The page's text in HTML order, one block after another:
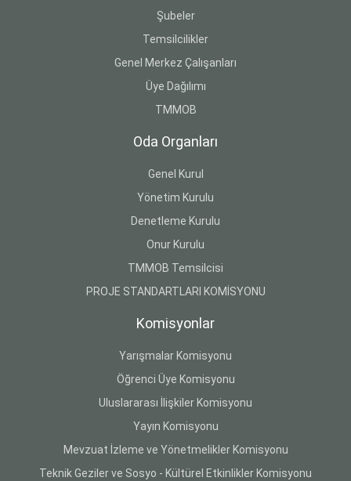
Şubeler
Temsilcilikler
Genel Merkez Çalışanları
Üye Dağılımı
TMMOB
Oda Organları
Genel Kurul
Yönetim Kurulu
Denetleme Kurulu
Onur Kurulu
TMMOB Temsilcisi
PROJE STANDARTLARI KOMİSYONU
Komisyonlar
Yarışmalar Komisyonu
Öğrenci Üye Komisyonu
Uluslararası İlişkiler Komisyonu
Yayın Komisyonu
Mevzuat İzleme ve Yönetmelikler Komisyonu
Teknik Geziler ve Sosyo - Kültürel Etkinlikler Komisyonu